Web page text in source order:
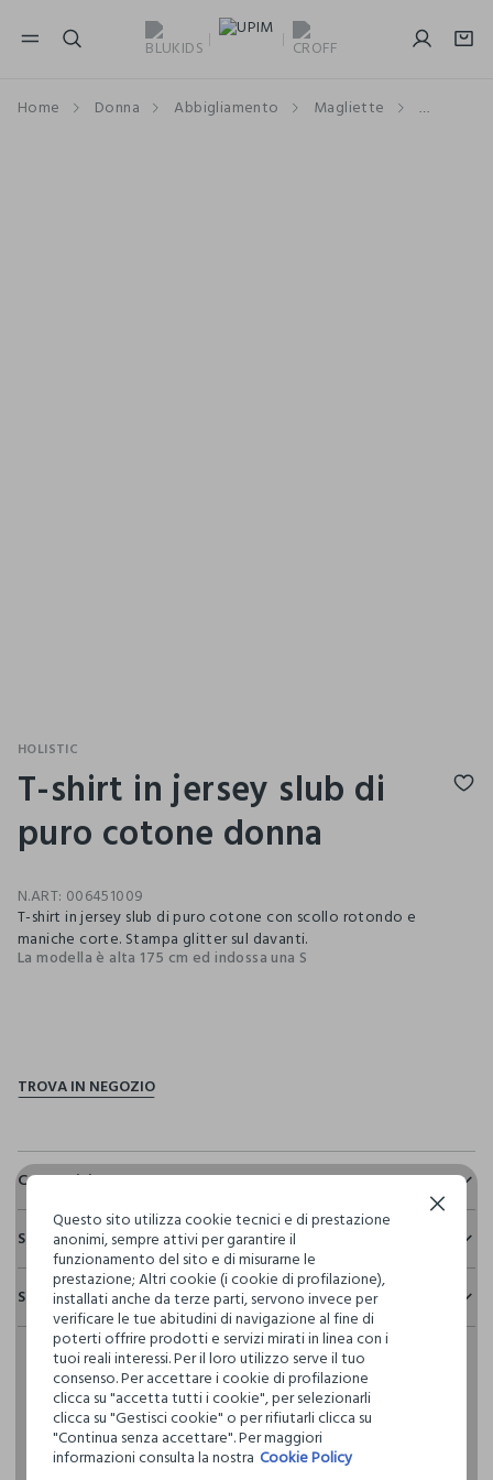
NAVIGATION.ARIA.GOTOMAINCONTENT
Home Donna Abbigliamento Magliette Maniche
HOLISTIC
T-shirt in jersey slub di
puro cotone donna
N.ART: 006451009
T-shirt in jersey slub di puro cotone con scollo rotondo e
maniche corte. Stampa glitter sul davanti.
La modella è alta 175 cm ed indossa una S
Composizione e cura
Composizione:
100% COTONE
NON CANDEGGIARE
TEMPERATURA MASSIMA 30°C - PROCEDURA DELICATA
LAVAGGIO A SECCO PROFESSIONALE CON
TETRACLOROETILENE E TUTTI I SOLVENTI INDICATI CON IL
SEGNO F - PROCEDURA NORMALE
Sostenibilità e trasparenza
Sicurezza
Il 100% dei nostri articoli viene sottoposto a test chimico-
fisici, per verificarne il rispetto dei limiti che abbiamo
definito per l’uso di sostanze chimiche, talvolta anche più
restrittivi rispetto a quelli previsti dalla normativa
internazionale.
Clicca qui per vedere i dettagli
Spedizione e resi
Hai fino a 30 giorni dalla consegna del tuo ordine online per
cambiare idea e restituire i prodotti che hai acquistato.
Questo sito utilizza cookie tecnici e di prestazione
anonimi, sempre attivi per garantire il
funzionamento del sito e di misurarne le
prestazione; Altri cookie (i cookie di profilazione),
installati anche da terze parti, servono invece per
verificare le tue abitudini di navigazione al fine di
poterti offrire prodotti e servizi mirati in linea con i
tuoi reali interessi. Per il loro utilizzo serve il tuo
consenso. Per accettare i cookie di profilazione
clicca su "accetta tutti i cookie", per selezionarli
clicca su "Gestisci cookie" o per rifiutarli clicca su
"Continua senza accettare". Per maggiori
informazioni consulta la nostra Cookie Policy
Continua senza accettare